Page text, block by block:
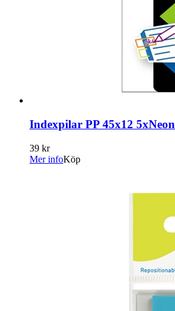
Indexpilar PP 45x12 5xNeon
39 kr
Mer infoKöp